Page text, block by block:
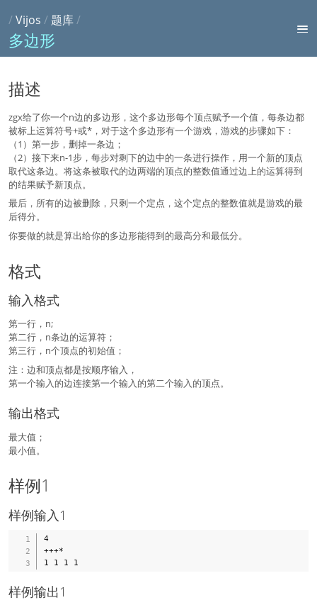
/Vijos / 题库/
多边形
描述
zgx给了你一个n边的多边形，这个多边形每个顶点赋予一个值，每条边都
被标上运算符号+或*，对于这个多边形有一个游戏，游戏的步骤如下：
（1）第一步，删掉一条边；
（2）接下来n-1步，每步对剩下的边中的一条进行操作，用一个新的顶点
取代这条边。将这条被取代的边两端的顶点的整数值通过边上的运算得到
的结果赋予新顶点。
最后，所有的边被删除，只剩一个定点，这个定点的整数值就是游戏的最
后得分。
你要做的就是算出给你的多边形能得到的最高分和最低分。
格式
输入格式
第一行，n;
第二行，n条边的运算符；
第三行，n个顶点的初始值；
注：边和顶点都是按顺序输入，
第一个输入的边连接第一个输入的第二个输入的顶点。
输出格式
最大值；
最小值。
样例1
样例输入1
4
+++*
样例输出1